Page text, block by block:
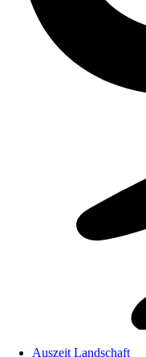
Auszeit Landschaft